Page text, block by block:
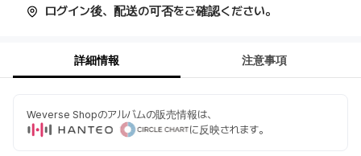
ログイン後、配送の可否をご確認ください。
詳細情報 注意事項
Weverse Shopのアルバムの販売情報は、
に反映されます。